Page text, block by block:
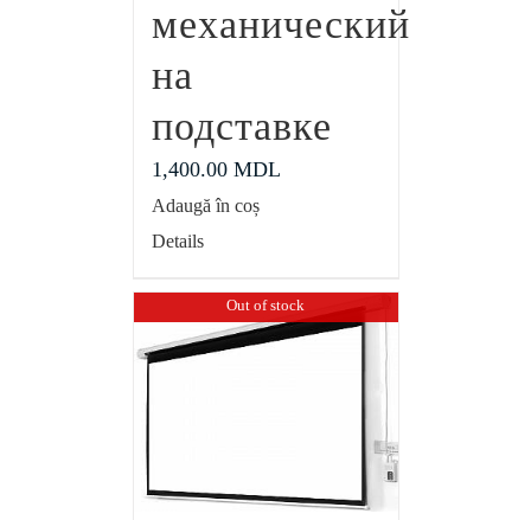
механический
на
подставке
1,400.00 MDL
Adaugă în coș
Details
Out of stock